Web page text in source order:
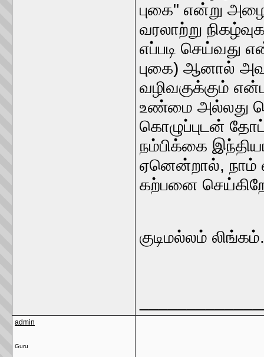
புகை" என்று
வரலாற்று
எப்படி செய்வது
புகை) ஆனால்
வழிவகுக்கும்
உண்மை அல்லது
கொழுப்புடன்
நம்பிக்கை
ஏனென்றால்,
கற்பனை
குடிமல்லம் லிங்கம்.
admin
Guru